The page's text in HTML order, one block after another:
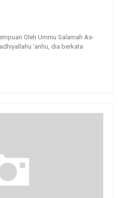
Oleh Ummu Salamah As-
‘anhu, dia berkata